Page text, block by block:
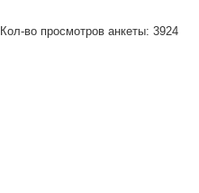
Кол-во просмотров анкеты: 3924